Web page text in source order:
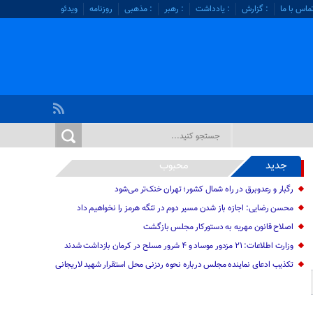
با ما : گزارش : یادداشت : رهبر : مذهبی روزنامه ویدئو
جدید محبوب
رگبار و رعدوبرق در راه شمال کشور؛ تهران خنک‌تر می‌شود
محسن رضایی: اجازه باز شدن مسیر دوم در تنگه هرمز را نخواهیم داد
اصلاح قانون مهریه به دستورکار مجلس بازگشت
وزارت اطلاعات: ۲۱ مزدور موساد و ۴ شرور مسلح در کرمان بازداشت شدند
تکذیب ادعای نماینده مجلس درباره نحوه ردزنی محل استقرار شهید لاریجانی